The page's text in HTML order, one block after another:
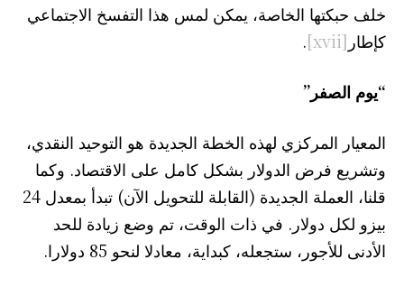
خلف حبكتها الخاصة، يمكن لمس هذا التفسخ الاجتماعي
كإطار [xvii]
.
“يوم الصفر”
المعيار المركزي لهذه الخطة الجديدة هو التوحيد النقدي،
وتشريع فرض الدولار بشكل كامل على الاقتصاد. وكما
قلنا، العملة الجديدة (القابلة للتحويل الآن) تبدأ بمعدل 24
بيزو لكل دولار. في ذات الوقت، تم وضع زيادة للحد
الأدنى للأجور، ستجعله، كبداية، معادلا لنحو 85 دولارا.